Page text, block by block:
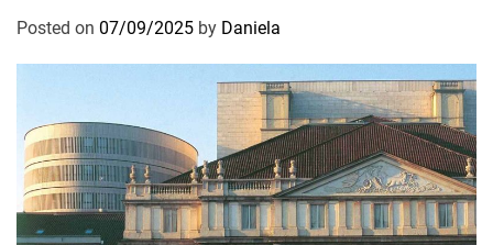
Posted on 07/09/2025 by Daniela